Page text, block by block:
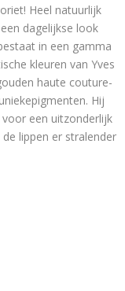
Heel natuurlijk
dagelijkse look
in een gamma
kleuren van Yves
haute couture-
Hij
een uitzonderlijk
lippen er stralender